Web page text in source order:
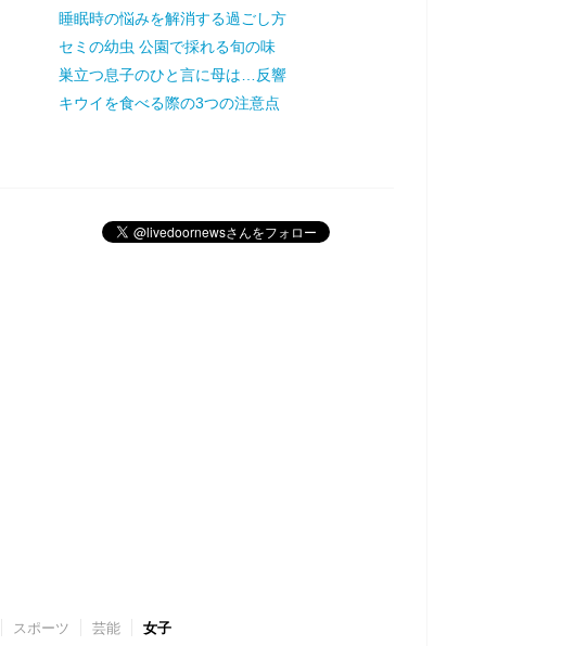
睡眠時の悩みを解消する過ごし方
セミの幼虫 公園で採れる旬の味
巣立つ息子のひと言に母は…反響
キウイを食べる際の3つの注意点
スポーツ 芸能 女子